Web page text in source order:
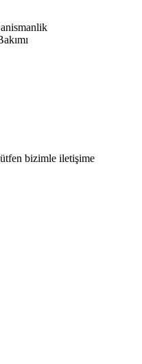
bizimle iletişime